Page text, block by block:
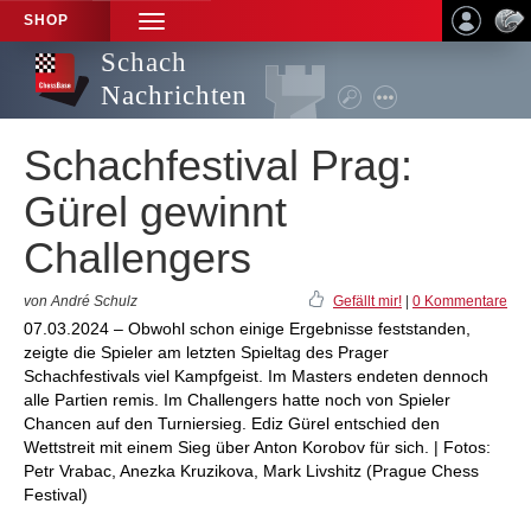
SHOP
TOGGLE
NAVIGATION
Schach
Nachrichten
Schachfestival Prag:
Gürel gewinnt
Challengers
von André Schulz Gefällt mir! 0 Kommentare
07.03.2024 – Obwohl schon einige Ergebnisse feststanden,
zeigte die Spieler am letzten Spieltag des Prager
Schachfestivals viel Kampfgeist. Im Masters endeten dennoch
alle Partien remis. Im Challengers hatte noch von Spieler
Chancen auf den Turniersieg. Ediz Gürel entschied den
Wettstreit mit einem Sieg über Anton Korobov für sich. | Fotos:
Petr Vrabac, Anezka Kruzikova, Mark Livshitz (Prague Chess
Festival)